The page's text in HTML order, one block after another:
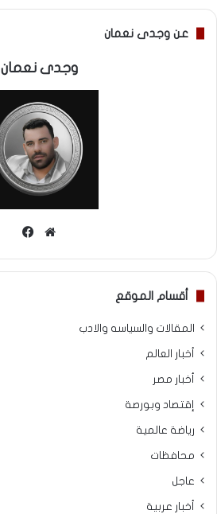
عن وجدى نعمان
وجدى نعمان
موقع
أقسام الموقع
المقالات والسياسه والادب
أخبار العالم
أخبار مصر
إقتصاد وبورصة
رياضة عالمية
محافظات
عاجل
أخبار عربية